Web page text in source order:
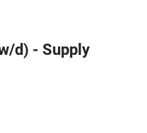
d) - Supply